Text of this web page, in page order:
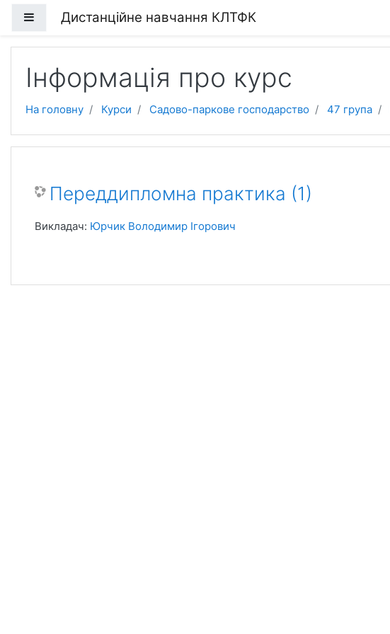
Бокова панель
Дистанційне навчання КЛТФК
Інформація про курс
На головну Курси Садово-паркове господарство 47 група
Переддипломна практика (1)
Викладач: Юрчик Володимир Ігорович